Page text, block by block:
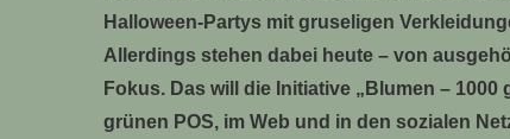
Halloween-Partys mit gruseligen
Allerdings stehen dabei heute – von
Fokus. Das will die Initiative „Blumen –
grünen POS, im Web und in den sozialen